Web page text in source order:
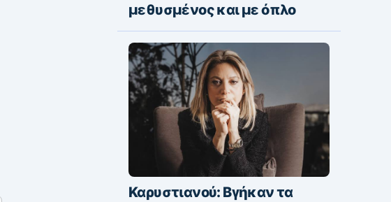
μεθυσμένος και με όπλο
Καρυστιανού: Βγήκαν τα